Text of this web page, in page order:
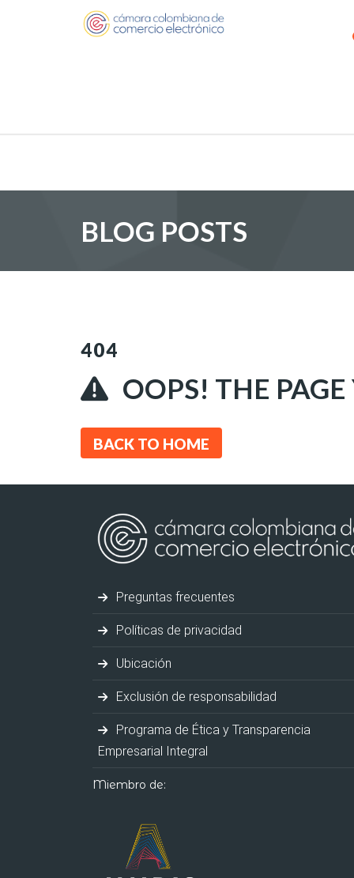
BLOG POSTS
404
OOPS! THE
BACK TO HOME
Preguntas frecuentes
Políticas de privacidad
Ubicación
Exclusión de responsabilidad
Programa de Ética y Transparencia
Empresarial Integral
Miembro de: